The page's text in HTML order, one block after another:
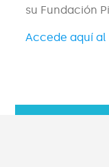
su Fundación
Accede aquí